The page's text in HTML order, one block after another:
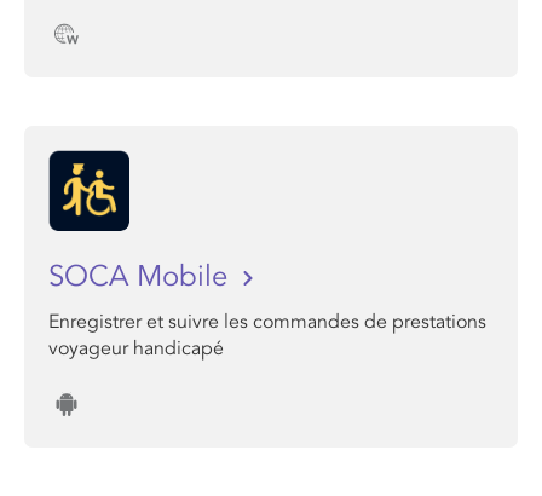
SOCA Mobile
Enregistrer et suivre les commandes de prestations
voyageur handicapé